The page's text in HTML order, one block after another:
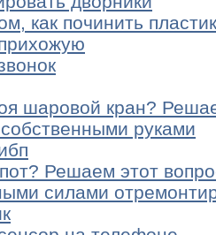
как починить
шаровой кран?
руками
Решаем этот
силами